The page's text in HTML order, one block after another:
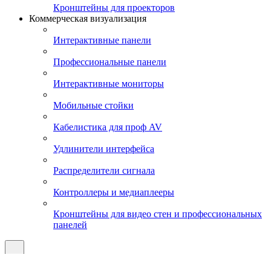
Кронштейны для проекторов
Коммерческая визуализация
Интерактивные панели
Профессиональные панели
Интерактивные мониторы
Мобильные стойки
Кабелистика для проф AV
Удлинители интерфейса
Распределители сигнала
Контроллеры и медиаплееры
Кронштейны для видео стен и профессиональных
панелей